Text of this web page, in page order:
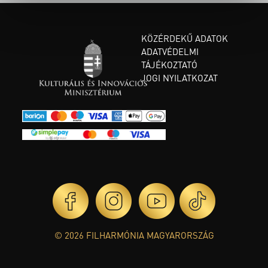
KÖZÉRDEKŰ ADATOK
ADATVÉDELMI
TÁJÉKOZTATÓ
JOGI NYILATKOZAT
© 2026 FILHARMÓNIA MAGYARORSZÁG